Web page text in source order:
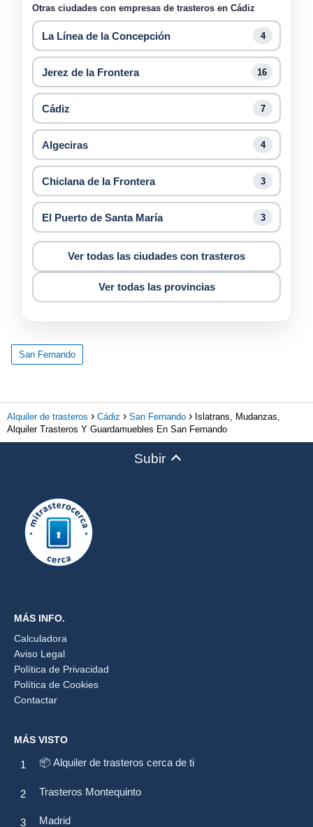
Otras ciudades con empresas de trasteros en Cádiz
La Línea de la Concepción 4
Jerez de la Frontera 16
Cádiz 7
Algeciras 4
Chiclana de la Frontera 3
El Puerto de Santa María 3
Ver todas las ciudades con trasteros
Ver todas las provincias
San Fernando
Alquiler de trasteros Cádiz San Fernando
Islatrans, Mudanzas,
Alquiler Trasteros Y Guardamuebles En San Fernando
Subir
MÁS INFO.
Calculadora
Aviso Legal
Política de Privacidad
Política de Cookies
Contactar
MÁS VISTO
📦 Alquiler de trasteros cerca de ti
Trasteros Montequinto
Madrid